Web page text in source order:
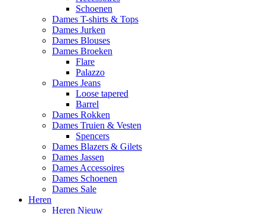
Schoenen
Dames T-shirts & Tops
Dames Jurken
Dames Blouses
Dames Broeken
Flare
Palazzo
Dames Jeans
Loose tapered
Barrel
Dames Rokken
Dames Truien & Vesten
Spencers
Dames Blazers & Gilets
Dames Jassen
Dames Accessoires
Dames Schoenen
Dames Sale
Heren
Heren Nieuw